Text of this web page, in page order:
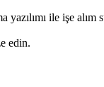
ile işe alım
edin.